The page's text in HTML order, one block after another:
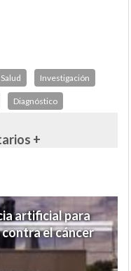
Salud Investigación
Diagnóstico
+
artificial para
el cáncer